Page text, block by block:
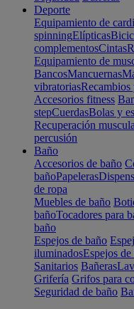
Deporte
Equipamiento de
spinningElípticas
complementosCintas
Equipamiento de
BancosMancuernas
vibratoriasRecambios
Accesorios fitness
stepCuerdasBolas y
Recuperación
percusión
Baño
Accesorios de baño
bañoPapeleras
de ropa
Muebles de baño
bañoTocadores para
baño
Espejos de baño
iluminadosEspejos
Sanitarios Bañeras
Grifería Grifos para
Seguridad de baño